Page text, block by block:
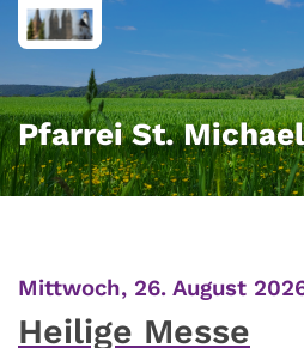
Zum Inhalt springen
Pfarrei St.
Mittwoch, 26. August
Heilige Messe